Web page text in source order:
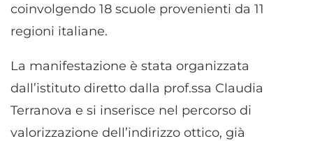
coinvolgendo 18 scuole provenienti da 11
regioni italiane.
La manifestazione è stata organizzata
dall’istituto diretto dalla prof.ssa Claudia
Terranova e si inserisce nel percorso di
valorizzazione dell’indirizzo ottico, già